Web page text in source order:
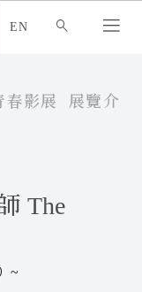
EN
春影展 展覽介紹
The
~